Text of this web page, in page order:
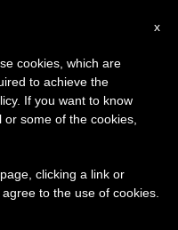
×
haremos la pausa
periodo de verano
y también el
x
cookies, which are
to achieve the
If you want to know
some of the cookies,
clicking a link or
to the use of cookies.